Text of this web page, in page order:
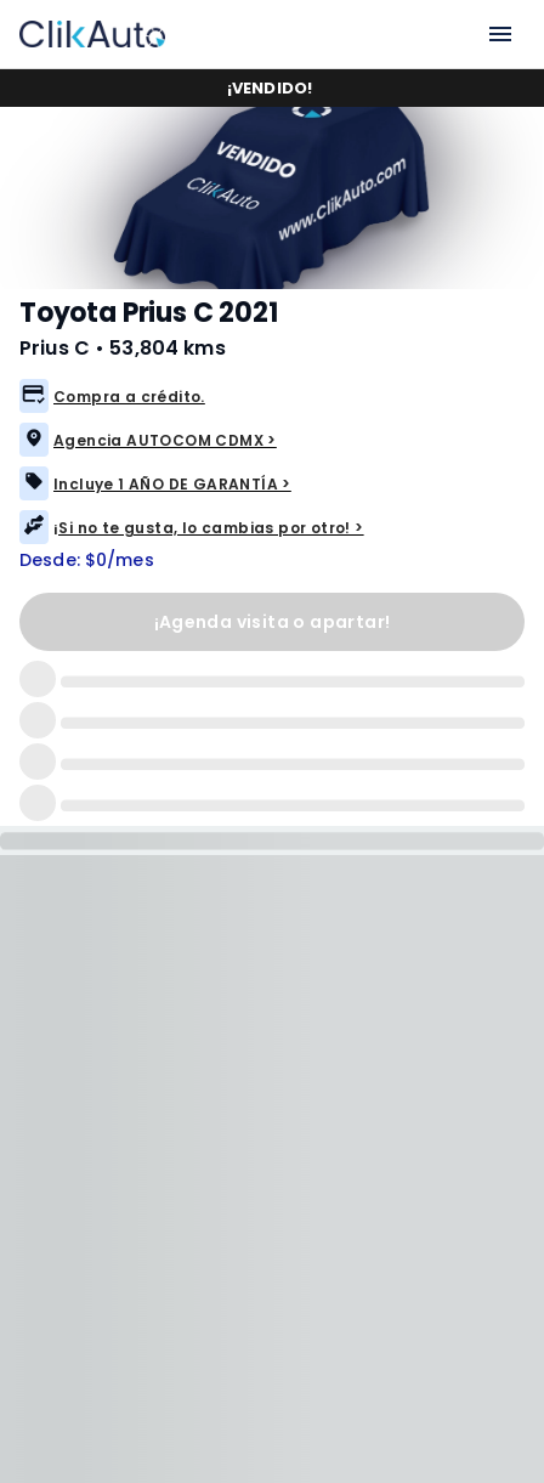
¡VENDIDO!
Toyota Prius C 2021
Prius C • 53,804 kms
Compra a crédito.
Agencia AUTOCOM CDMX >
Incluye 1 AÑO DE GARANTÍA >
¡Si no te gusta, lo cambias por otro! >
Desde: $0/mes
¡Agenda visita o apartar!